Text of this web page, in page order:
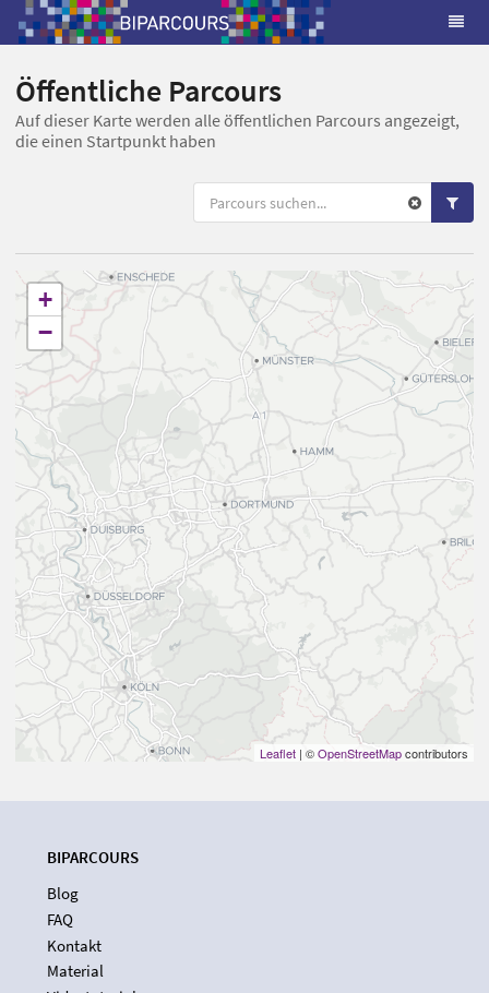
Öffentliche Parcours
Auf dieser Karte werden alle öffentlichen Parcours angezeigt,
die einen Startpunkt haben
+
−
Leaflet | ©OpenStreetMapcontributors
BIPARCOURS
Blog
FAQ
Kontakt
Material